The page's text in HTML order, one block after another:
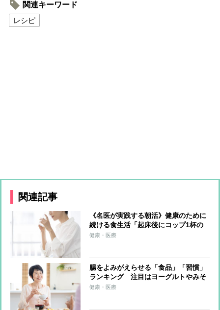
関連キーワード
レシピ
関連記事
《名医が実践する朝活》健康のために
続ける食生活「起床後にコップ1杯の
水を飲む」「朝食にみそ汁は欠かせな
健康・医療
腸をよみがえらせる「食品」「習慣」
ランキング 注目はヨーグルトやみそ
汁、“充分な水分摂取”で蠕動運動を促
健康・医療